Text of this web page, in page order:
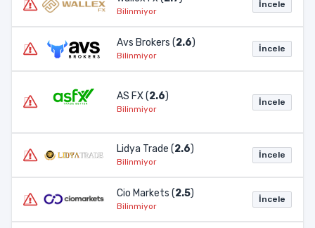
Bilinmiyor
İncele
Avs Brokers (2.6)
Bilinmiyor
İncele
AS FX (2.6)
Bilinmiyor
İncele
Lidya Trade (2.6)
Bilinmiyor
İncele
Cio Markets (2.5)
Bilinmiyor
İncele